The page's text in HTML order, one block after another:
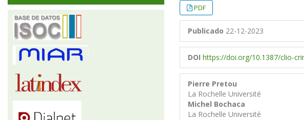
PDF
Publicado 22-12-2023
DOI https://doi.org/10.1387/clio-
Pierre Pretou
La Rochelle Université
Michel Bochaca
La Rochelle Université